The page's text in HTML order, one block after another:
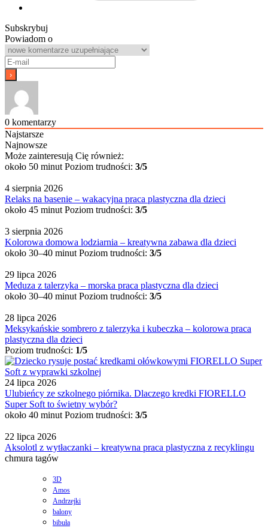
Subskrybuj
Powiadom o
0 komentarzy
Najstarsze
Najnowsze
Może zainteresują Cię również:
około 50 minut Poziom trudności: 3/5
4 sierpnia 2026
Relaks na basenie – wakacyjna praca plastyczna dla dzieci
około 45 minut Poziom trudności: 3/5
3 sierpnia 2026
Kolorowa domowa lodziarnia – kreatywna zabawa dla dzieci
około 30–40 minut Poziom trudności: 3/5
29 lipca 2026
Meduza z talerzyka – morska praca plastyczna dla dzieci
około 30–40 minut Poziom trudności: 3/5
28 lipca 2026
Meksykańskie sombrero z talerzyka i kubeczka – kolorowa praca
plastyczna dla dzieci
Poziom trudności: 1/5
24 lipca 2026
Ulubieńcy ze szkolnego piórnika. Dlaczego kredki FIORELLO
Super Soft to świetny wybór?
około 40 minut Poziom trudności: 3/5
22 lipca 2026
Aksolotl z wytłaczanki – kreatywna praca plastyczna z recyklingu
chmura tagów
3D
Amos
Andrzejki
balony
bibuła